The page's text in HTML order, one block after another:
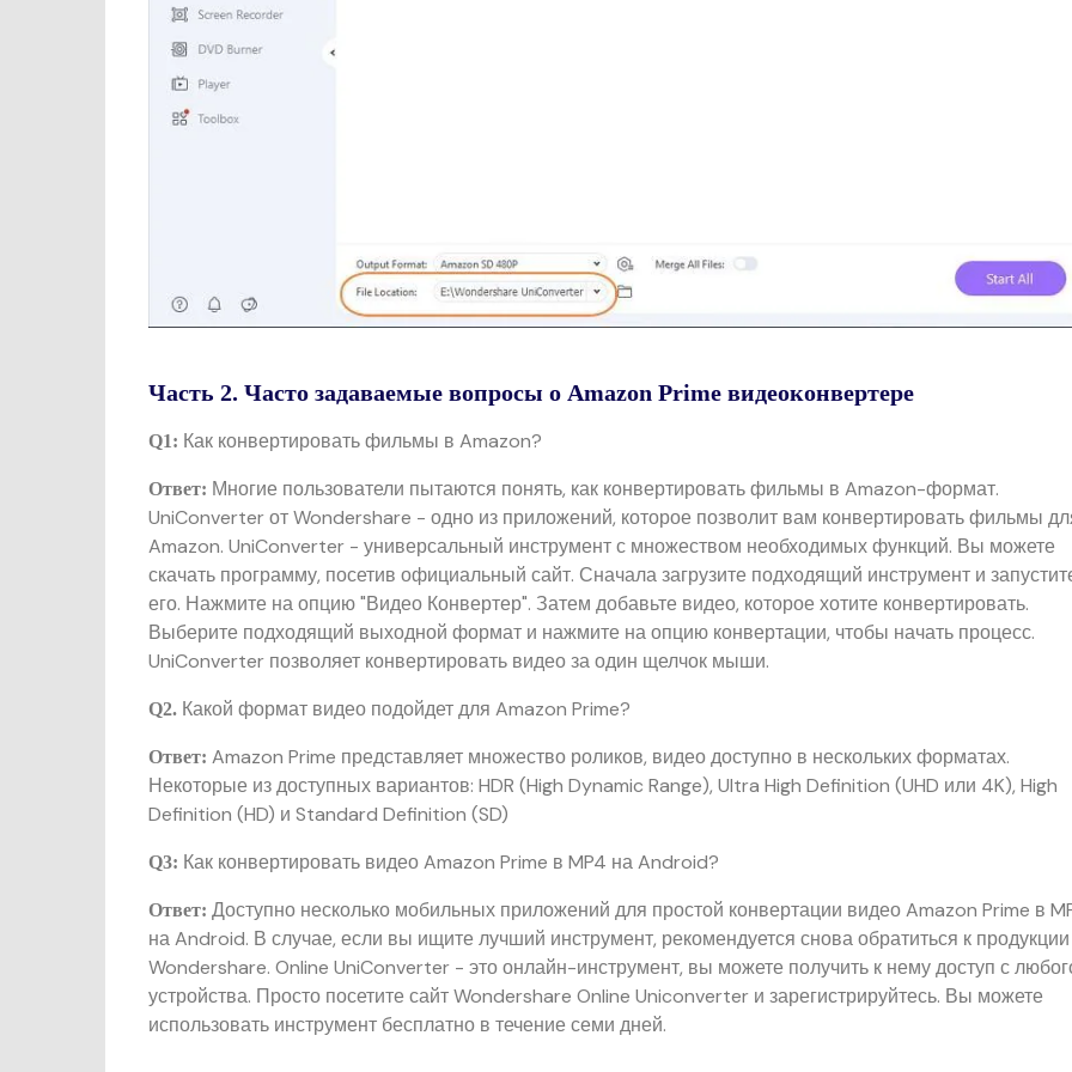
Часть 2. Часто задаваемые вопросы о Amazon Prime видеоконвертере
Q1: Как конвертировать фильмы в Amazon?
Ответ: Многие пользователи пытаются понять, как конвертировать фильмы в Amazon-формат.
UniConverter от Wondershare - одно из приложений, которое позволит вам конвертировать фильмы
Amazon. UniConverter - универсальный инструмент с множеством необходимых функций. Вы можете
скачать программу, посетив официальный сайт. Сначала загрузите подходящий инструмент и
его. Нажмите на опцию "Видео Конвертер". Затем добавьте видео, которое хотите конвертировать.
Выберите подходящий выходной формат и нажмите на опцию конвертации, чтобы начать процесс.
UniConverter позволяет конвертировать видео за один щелчок мыши.
Q2. Какой формат видео подойдет для Amazon Prime?
Ответ:Amazon Prime представляет множество роликов, видео доступно в нескольких форматах.
Некоторые из доступных вариантов: HDR (High Dynamic Range), Ultra High Definition (UHD или 4K), High
Definition (HD) и Standard Definition (SD)
Q3: Как конвертировать видео Amazon Prime в MP4 на Android?
Ответ:Доступно несколько мобильных приложений для простой конвертации видео Amazon Prime в
на Android. В случае, если вы ищите лучший инструмент, рекомендуется снова обратиться к продукции
Wondershare. Online UniConverter - это онлайн-инструмент, вы можете получить к нему доступ с
устройства. Просто посетите сайт Wondershare Online Uniconverter и зарегистрируйтесь. Вы можете
использовать инструмент бесплатно в течение семи дней.